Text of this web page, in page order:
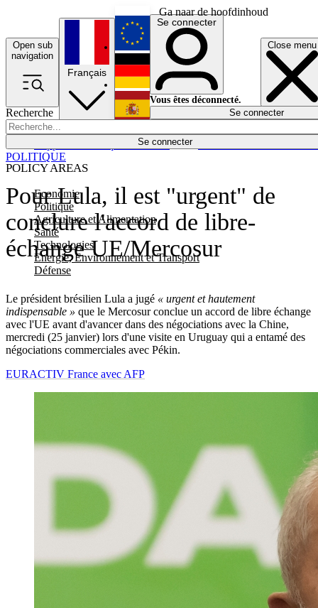
Ga naar de hoofdinhoud
Open sub
navigation
Close menu
Recherche
Se connecter
POLICY AREAS
Economie
Politique
Agriculture et Alimentation
Santé
Technologies
Energie, Environnement et Transport
Défense
Économie
Français
English
Deutsch
Español
Se connecter
Vous êtes déconnecté.
Se connecter
Pour Lula, il est "urgent" de
conclure l'accord de libre-
échange UE/Mercosur
Le président brésilien Lula a jugé « urgent et hautement
indispensable » que le Mercosur conclue un accord de libre échange
avec l'UE avant d'avancer dans des négociations avec la Chine,
mercredi (25 janvier) lors d'une visite en Uruguay qui a entamé des
négociations commerciales avec Pékin.
POLITIQUE
EURACTIV France avec AFP